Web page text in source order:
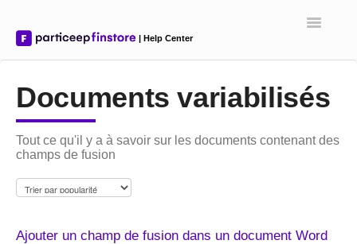
Toggle
Documents variabilisés
Tout ce qu'il y a à savoir sur les documents contenant des
champs de fusion
Ajouter un champ de fusion dans un document Word